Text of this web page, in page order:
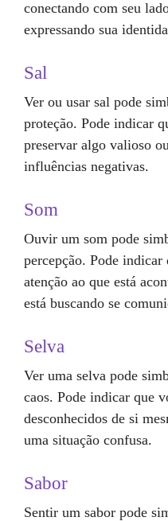
conectando com seu
expressando sua
Sal
Ver ou usar sal pode
proteção. Pode indicar
preservar algo valioso
influências negativas.
Som
Ouvir um som pode
percepção. Pode indicar
atenção ao que está
está buscando se
Selva
Ver uma selva pode
caos. Pode indicar que
desconhecidos de si
uma situação confusa.
Sabor
Sentir um sabor pode